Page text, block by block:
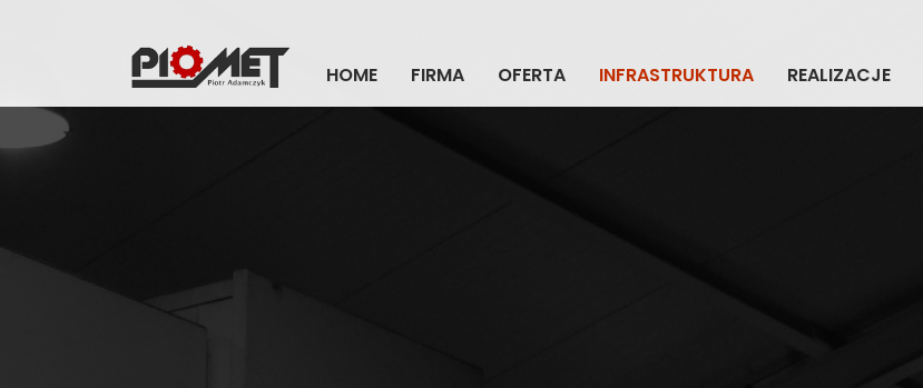
HOME FIRMA OFERTA INFRASTRUKTURA REALIZACJE